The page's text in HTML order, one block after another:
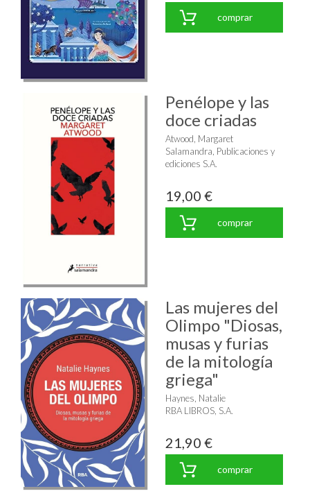
comprar
Penélope y las
doce criadas
Atwood, Margaret
Salamandra, Publicaciones y
ediciones S.A.
19,00 €
comprar
Las mujeres del
Olimpo "Diosas,
musas y furias
de la mitología
griega"
Haynes, Natalie
RBA LIBROS, S.A.
21,90 €
comprar